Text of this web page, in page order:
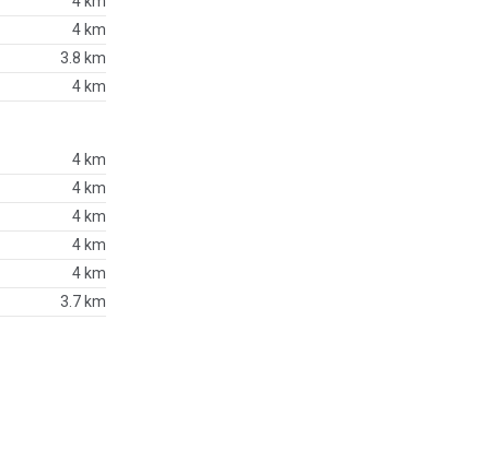
4 km
3.8 km
4 km
4 km
4 km
4 km
4 km
4 km
3.7 km